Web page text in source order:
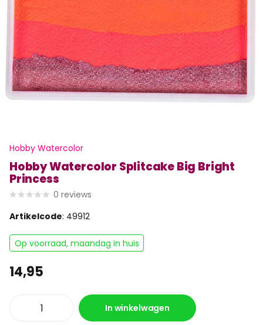
Hobby Watercolor
Hobby Watercolor Splitcake Big Bright
Princess
0 reviews
Artikelcode: 49912
Op voorraad, maandag in huis
14,95
In winkelwagen